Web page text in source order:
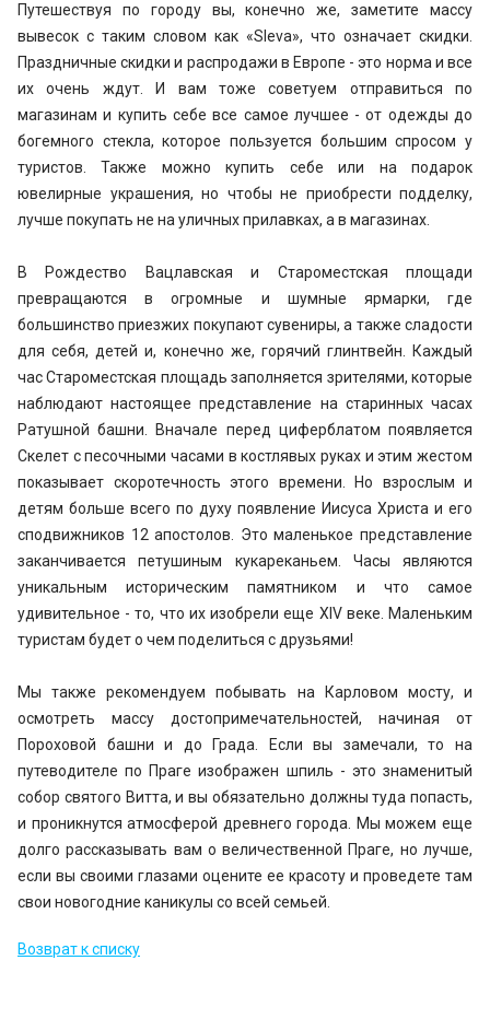
Путешествуя по городу вы, конечно же, заметите массу
вывесок с таким словом как «Sleva», что означает скидки.
Праздничные скидки и распродажи в Европе - это норма и все
их очень ждут. И вам тоже советуем отправиться по
магазинам и купить себе все самое лучшее - от одежды до
богемного стекла, которое пользуется большим спросом у
туристов. Также можно купить себе или на подарок
ювелирные украшения, но чтобы не приобрести подделку,
лучше покупать не на уличных прилавках, а в магазинах.
В Рождество Вацлавская и Староместская площади
превращаются в огромные и шумные ярмарки, где
большинство приезжих покупают сувениры, а также сладости
для себя, детей и, конечно же, горячий глинтвейн. Каждый
час Староместская площадь заполняется зрителями, которые
наблюдают настоящее представление на старинных часах
Ратушной башни. Вначале перед циферблатом появляется
Скелет с песочными часами в костлявых руках и этим жестом
показывает скоротечность этого времени. Но взрослым и
детям больше всего по духу появление Иисуса Христа и его
сподвижников 12 апостолов. Это маленькое представление
заканчивается петушиным кукареканьем. Часы являются
уникальным историческим памятником и что самое
удивительное - то, что их изобрели еще ХIV веке. Маленьким
туристам будет о чем поделиться с друзьями!
Мы также рекомендуем побывать на Карловом мосту, и
осмотреть массу достопримечательностей, начиная от
Пороховой башни и до Града. Если вы замечали, то на
путеводителе по Праге изображен шпиль - это знаменитый
собор святого Витта, и вы обязательно должны туда попасть,
и проникнутся атмосферой древнего города. Мы можем еще
долго рассказывать вам о величественной Праге, но лучше,
если вы своими глазами оцените ее красоту и проведете там
свои новогодние каникулы со всей семьей.
Возврат к списку